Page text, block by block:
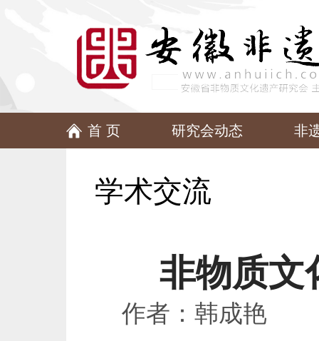
首 页 研究会动态 非
学术交流
非物质文
作者：韩成艳